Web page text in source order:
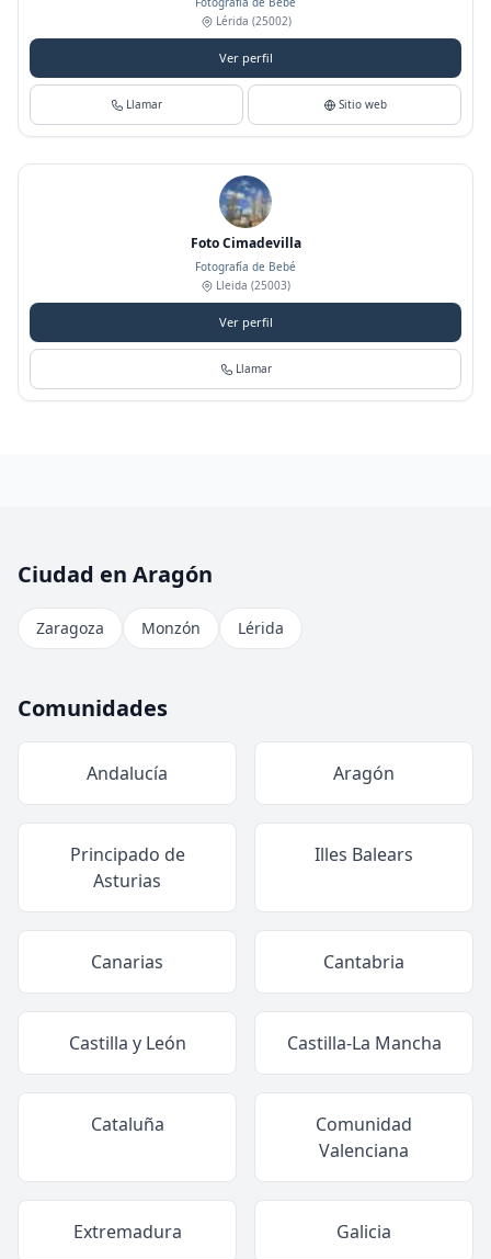
Lérida (25002)
Ver perfil
Llamar Sitio web
Foto Cimadevilla
Fotografía de Bebé
Lleida (25003)
Ver perfil
Llamar
Ciudad en Aragón
Zaragoza Monzón Lérida
Comunidades
Andalucía Aragón
Principado de
Asturias
Illes Balears
Canarias Cantabria
Castilla y León Castilla-La Mancha
Cataluña
Comunidad
Valenciana
Extremadura Galicia